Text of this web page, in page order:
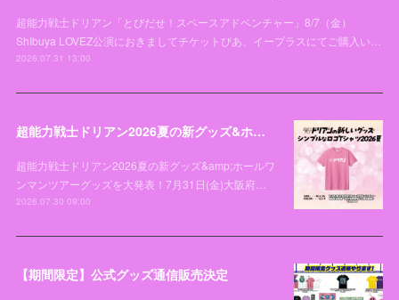
超能力戦士ドリアン「とびだせ！スペースアドベンチャー」8/7（金）
ShIbuya LOVEZ公演におきましてチケットぴあ、イープラスにてご購入い…
2026.07.31 13:00
超能力戦士ドリアン2026夏の新グッズ&ホールワンマンツアーグッズを大発表！
超能力戦士ドリアン2026夏の新グッズ&amp;ホールワ
ンマンツアーグッズを大発表！7月31日(金)大阪府…
2026.07.30 09:00
【期間限定】公式グッズ通信販売決定